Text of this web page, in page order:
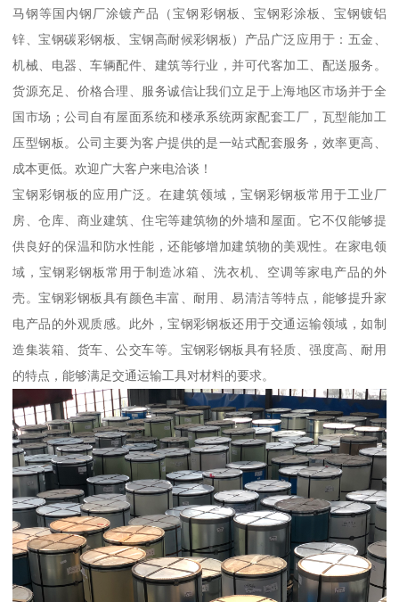
马钢等国内钢厂涂镀产品（宝钢彩钢板、宝钢彩涂板、宝钢镀铝
锌、宝钢碳彩钢板、宝钢高耐候彩钢板）产品广泛应用于：五金、
机械、电器、车辆配件、建筑等行业，并可代客加工、配送服务。
货源充足、价格合理、服务诚信让我们立足于上海地区市场并于全
国市场；公司自有屋面系统和楼承系统两家配套工厂，瓦型能加工
压型钢板。公司主要为客户提供的是一站式配套服务，效率更高、
成本更低。欢迎广大客户来电洽谈！
宝钢彩钢板的应用广泛。在建筑领域，宝钢彩钢板常用于工业厂
房、仓库、商业建筑、住宅等建筑物的外墙和屋面。它不仅能够提
供良好的保温和防水性能，还能够增加建筑物的美观性。在家电领
域，宝钢彩钢板常用于制造冰箱、洗衣机、空调等家电产品的外
壳。宝钢彩钢板具有颜色丰富、耐用、易清洁等特点，能够提升家
电产品的外观质感。此外，宝钢彩钢板还用于交通运输领域，如制
造集装箱、货车、公交车等。宝钢彩钢板具有轻质、强度高、耐用
的特点，能够满足交通运输工具对材料的要求。